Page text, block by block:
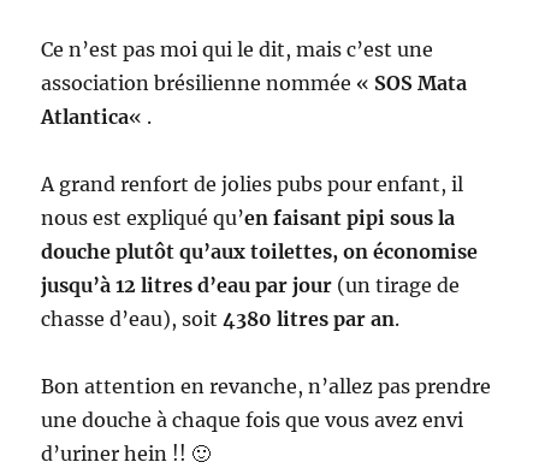
Ce n’est pas moi qui le dit, mais c’est une
association brésilienne nommée « SOS Mata
Atlantica« .
A grand renfort de jolies pubs pour enfant, il
nous est expliqué qu’en faisant pipi sous la
douche plutôt qu’aux toilettes, on économise
jusqu’à 12 litres d’eau par jour (un tirage de
chasse d’eau), soit4380 litres par an.
Bon attention en revanche, n’allez pas prendre
une douche à chaque fois que vous avez envi
d’uriner hein !! 🙂